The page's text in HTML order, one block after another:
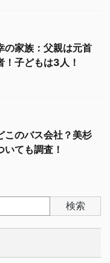
の家族：父親は元首
子どもは3人！
このバス会社？美杉
ても調査！
検索